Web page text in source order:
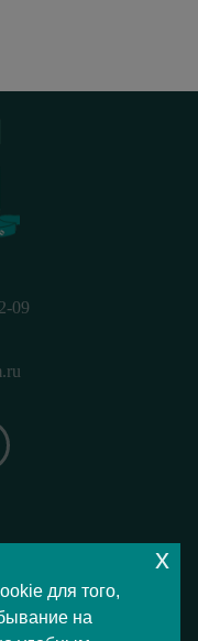
09
для того,
на
x